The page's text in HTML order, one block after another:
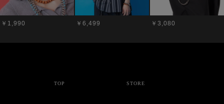
￥1,990 ￥6,499 ￥3,080
TOP STORE